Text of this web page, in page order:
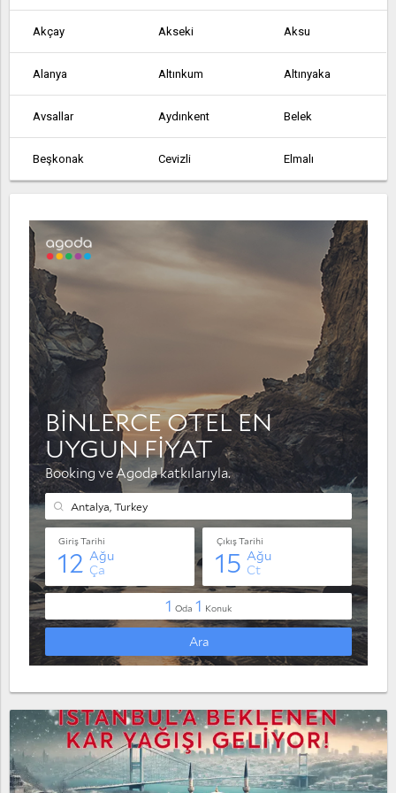
Akçay Akseki Aksu
Alanya Altınkum Altınyaka
Avsallar Aydınkent Belek
Beşkonak Cevizli Elmalı
Göynük Güneycik
İmecik Kaş
Kemer Köprülü
Korkuteli Manavgat
Muratpaşa Serik Taşağıl
Yaylaalan Konyaaltı